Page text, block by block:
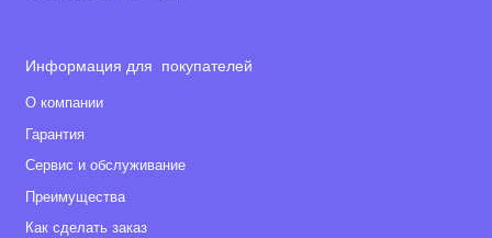
Информация для покупателей
О компании
Гарантия
Сервис и обслуживание
Преимущества
Как сделать заказ